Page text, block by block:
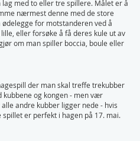
med to eller tre spillere. Målet er å
nærmest denne med de store
for motstanderen ved å
eller forsøke å få deres kule ut av
om man spiller boccia, boule eller
der man skal treffe trekubber
kubbene og kongen - men vær
andre kubber ligger nede - hvis
er perfekt i hagen på 17. mai.